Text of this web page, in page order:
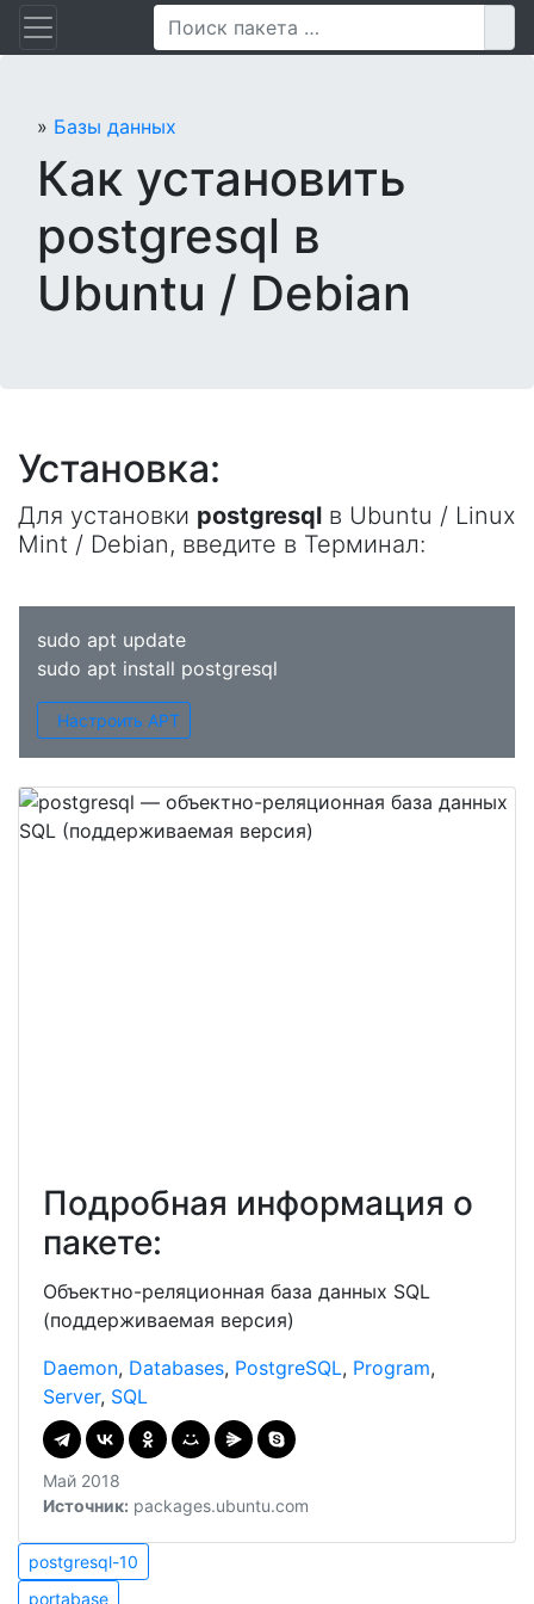
Перейти
» Базы данных
Как установить
postgresql в
Ubuntu / Debian
Установка:
Для установки postgresql в Ubuntu / Linux
Mint / Debian, введите в Терминал:
sudo apt update
sudo apt install postgresql
Настроить APT
Подробная информация о
пакете:
Объектно-реляционная база данных SQL
(поддерживаемая версия)
Daemon, Databases, PostgreSQL, Program,
Server, SQL
Май 2018
Источник: packages.ubuntu.com
Навигация
postgresql-
10
postgresql-10
portabase
portabase